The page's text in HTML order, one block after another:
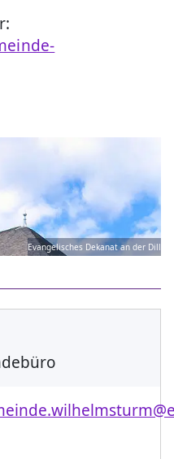
Evangelisches Dekanat an der Dill